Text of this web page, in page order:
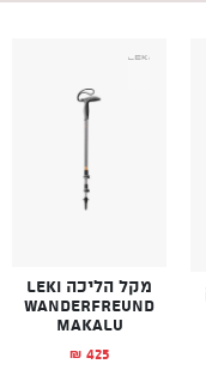
מקל הליכה LEKI
WANDERFREUND
MAKALU
₪ 425